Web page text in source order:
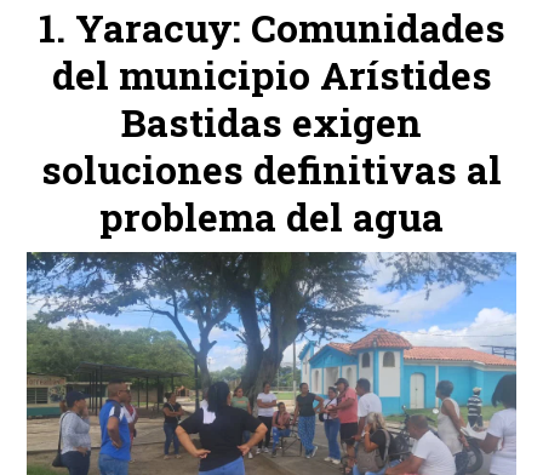
Yaracuy: Comunidades
del municipio Arístides
Bastidas exigen
soluciones definitivas al
problema del agua